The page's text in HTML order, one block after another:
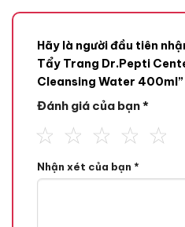
Hãy là người đầu tiên
Tẩy Trang Dr.Pepti
Cleansing Water 400ml”
Đánh giá của bạn*
Nhận xét của bạn *